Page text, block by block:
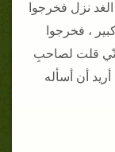
نزل فخرجوا
، فخرجوا
قلت لصاحبِ
أن أسأله